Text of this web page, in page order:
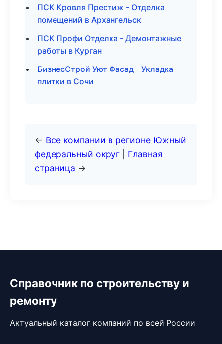
ПСК Кровля Престиж - Отделка
помещений в Архангельск
ПСК Профи Отделка - Демонтажные
работы в Курган
БизнесСтрой Уют Фасад - Укладка
плитки в Сочи
← Все компании в регионе Южный
федеральный округ
Главная
страница →
Справочник по строительству и
ремонту
Актуальный каталог компаний по всей России